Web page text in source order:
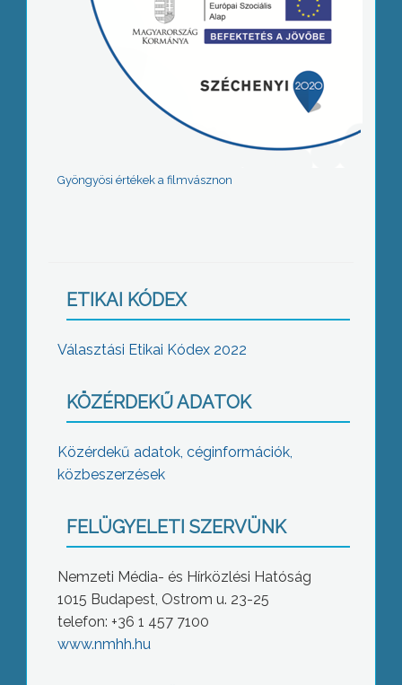
Gyöngyösi értékek a filmvásznon
ETIKAI KÓDEX
Választási Etikai Kódex 2022
KÖZÉRDEKŰ ADATOK
Közérdekű adatok, céginformációk,
közbeszerzések
FELÜGYELETI SZERVÜNK
Nemzeti Média- és Hírközlési Hatóság
1015 Budapest, Ostrom u. 23-25
telefon: +36 1 457 7100
www.nmhh.hu